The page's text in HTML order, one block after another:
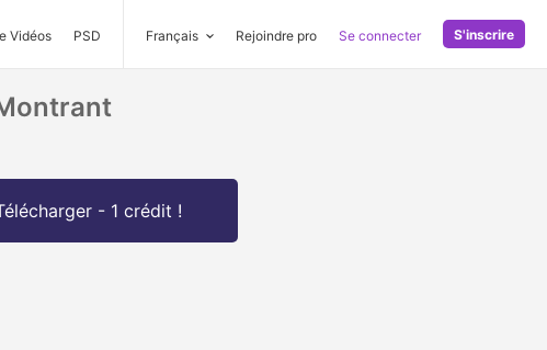
Vidéos PSD Français Rejoindre pro Se connecter S'inscrire
- 1 crédit !